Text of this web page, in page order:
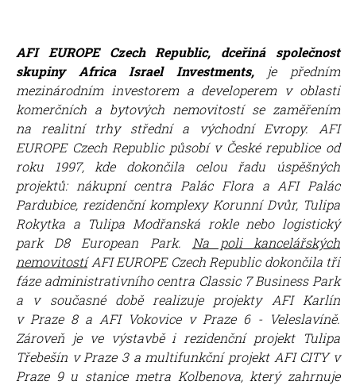
AFI EUROPE Czech Republic, dceřiná společnost
skupiny Africa Israel Investments, je předním
mezinárodním investorem a developerem v oblasti
komerčních a bytových nemovitostí se zaměřením
na realitní trhy střední a východní Evropy.
AFI
EUROPE Czech Republic působí v České republice od
roku 1997, kde dokončila celou řadu úspěšných
projektů: nákupní centra Palác Flora a AFI Palác
Pardubice, rezidenční komplexy Korunní Dvůr, Tulipa
Rokytka a Tulipa Modřanská rokle nebo logistický
park D8 European Park.
Na poli kancelářských
nemovitostíAFI EUROPE Czech Republic dokončila tři
fáze administrativního centra Classic 7 Business Park
a v současné době realizuje projekty AFI Karlín
v Praze 8 a AFI Vokovice v Praze 6 - Veleslavíně.
Zároveň je ve výstavbě i rezidenční projekt Tulipa
Třebešín v Praze 3 a multifunkční projekt AFI CITY v
Praze 9 u stanice metra Kolbenova, který zahrnuje